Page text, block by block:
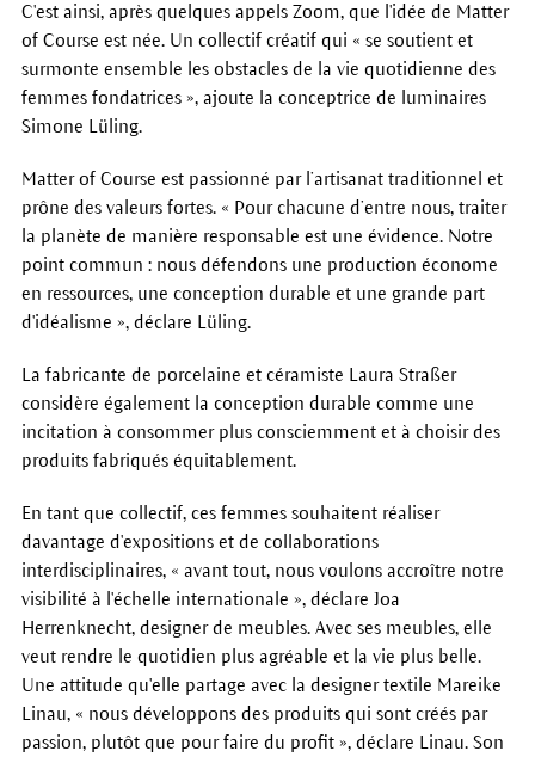
C'est ainsi, après quelques appels Zoom, que l'idée de Matter
of Course est née. Un collectif créatif qui « se soutient et
surmonte ensemble les obstacles de la vie quotidienne des
femmes fondatrices », ajoute la conceptrice de luminaires
Simone Lüling.
Matter of Course est passionné par l’artisanat traditionnel et
prône des valeurs fortes. « Pour chacune d’entre nous, traiter
la planète de manière responsable est une évidence. Notre
point commun : nous défendons une production économe
en ressources, une conception durable et une grande part
d'idéalisme », déclare Lüling.
La fabricante de porcelaine et céramiste Laura Straßer
considère également la conception durable comme une
incitation à consommer plus consciemment et à choisir des
produits fabriqués équitablement.
En tant que collectif, ces femmes souhaitent réaliser
davantage d'expositions et de collaborations
interdisciplinaires, « avant tout, nous voulons accroître notre
visibilité à l'échelle internationale », déclare Joa
Herrenknecht, designer de meubles. Avec ses meubles, elle
veut rendre le quotidien plus agréable et la vie plus belle.
Une attitude qu'elle partage avec la designer textile Mareike
Linau, « nous développons des produits qui sont créés par
passion, plutôt que pour faire du profit », déclare Linau. Son